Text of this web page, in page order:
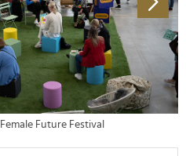
Future Festival